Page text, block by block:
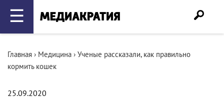
☰
Главная › Медицина › Ученые рассказали, как правильно
кормить кошек
25.09.2020